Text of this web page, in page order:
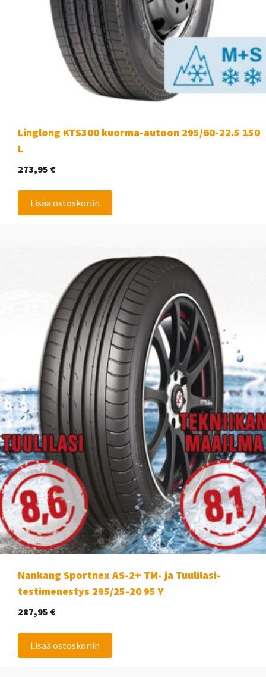
Linglong KTS300 kuorma-autoon 295/60-22.5 150
L
273,95 €
Lisää ostoskoriin
Nankang Sportnex AS-2+ TM- ja Tuulilasi-
testimenestys 295/25-20 95 Y
287,95 €
Lisää ostoskoriin